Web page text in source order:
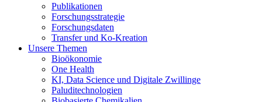
Publikationen
Forschungsstrategie
Forschungsdaten
Transfer und Ko-Kreation
Unsere Themen
Bioökonomie
One Health
KI, Data Science und Digitale Zwillinge
Paluditechnologien